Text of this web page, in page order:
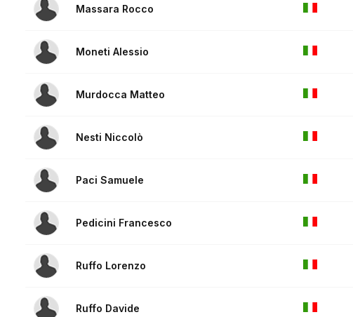
Massara Rocco
Moneti Alessio
Murdocca Matteo
Nesti Niccolò
Paci Samuele
Pedicini Francesco
Ruffo Lorenzo
Ruffo Davide